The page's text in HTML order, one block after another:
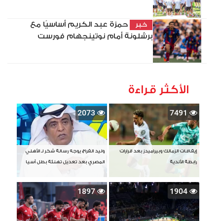
خبر
حمزة عبد الكريم أساسيًا مع
برشلونة أمام نوتينجهام فورست
الأكثر قراءة
7491
إيقافات الزمالك وبيراميدز بعد قرارات
رابطة الأندية
2073
وليد الفراج يوجه رسالة شكر لـ الأهلي
المصري بعد تعديل تهنئة بطل آسيا
1904
1897